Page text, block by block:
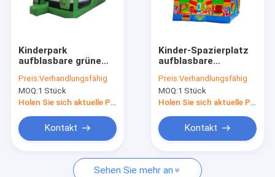
Werksbesichtigung
Neuigkeiten
Fälle
Bitte um ein Angebot
Kinderpark
aufblasbare grüne
Mieten
Preis:Verhandlungsfähig
MOQ:1 Stück
Holen Sie sich aktuelle Preis
Kontakt
Kinder-Spazierplatz
aufblasbare
Rutsche zum Mieten
Preis:Verhandlungsfähig
MOQ:1 Stück
Holen Sie sich aktuelle Preis
Kontakt
Sehen Sie mehr an